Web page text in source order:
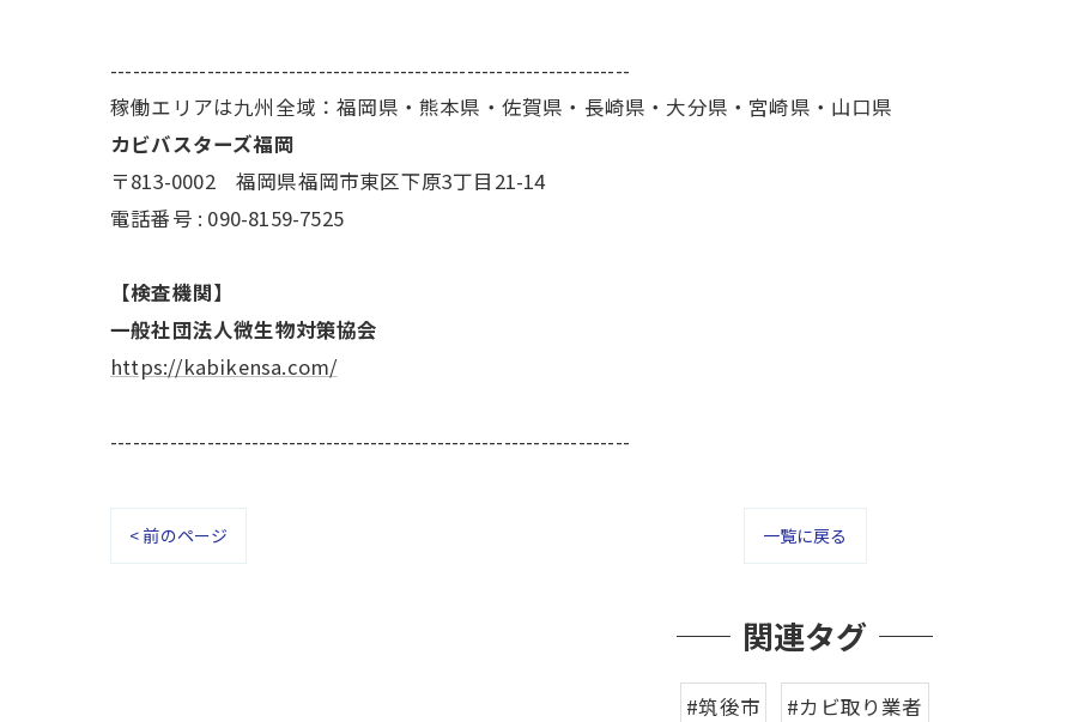
----------------------------------------------------------------------
稼働エリアは九州全域：福岡県・熊本県・佐賀県・長崎県・大分県・宮崎県・山口県
カビバスターズ福岡
〒813-0002 福岡県福岡市東区下原3丁目21-14
電話番号 : 090-8159-7525
【検査機関】
一般社団法人微生物対策協会
https://kabikensa.com/
----------------------------------------------------------------------
< 前のページ 一覧に戻る
関連タグ
#筑後市 #カビ取り業者